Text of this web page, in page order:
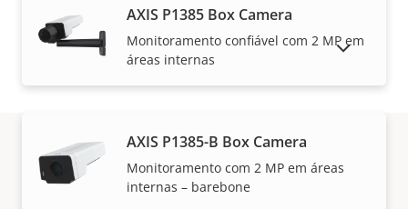
AXIS P1385 Box Camera
Monitoramento confiável com 2 MP em
áreas internas
AXIS P1385-B Box Camera
Monitoramento com 2 MP em áreas
internas – barebone
MOSTRAR PRODUTOS DESCONTINUADOS
Como comprar